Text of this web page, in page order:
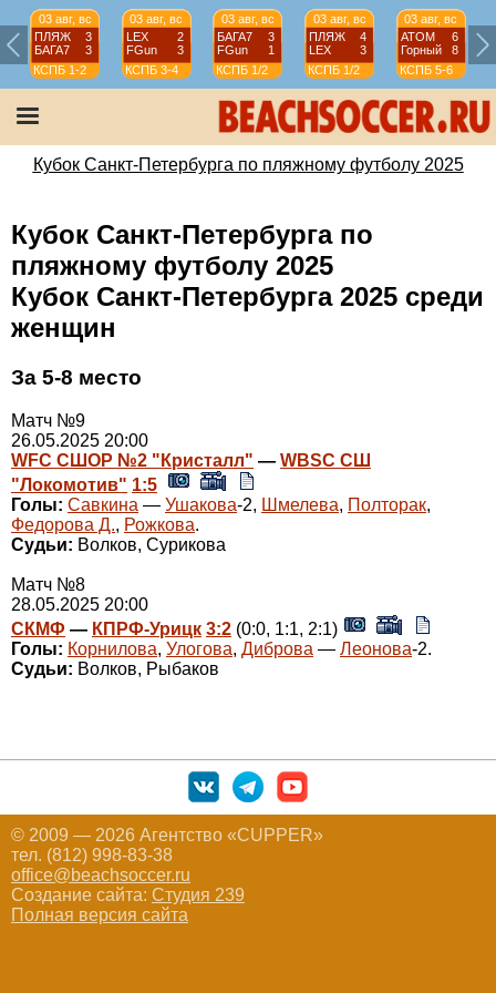
03 авг, вс
ПЛЯЖ
3
БАГА7
3
КСПБ 1-2
03 авг, вс
LEX
2
FGun
3
КСПБ 3-4
03 авг, вс
БАГА7
3
FGun
1
КСПБ 1/2
03 авг, вс
ПЛЯЖ
4
LEX
3
КСПБ 1/2
03 авг, вс
АТОМ
6
Горный
8
КСПБ 5-6
Кубок Санкт-Петербурга по пляжному футболу 2025
Кубок Санкт-Петербурга по
пляжному футболу 2025
Кубок Санкт-Петербурга 2025 среди
женщин
За 5-8 место
Матч №9
26.05.2025 20:00
WFC СШОР №2 "Кристалл" — WBSC СШ
"Локомотив" 1:5
Голы: Савкина — Ушакова-2, Шмелева, Полторак,
Федорова Д., Рожкова.
Судьи: Волков, Сурикова
Матч №8
28.05.2025 20:00
СКМФ — КПРФ-Урицк 3:2 (0:0, 1:1, 2:1)
Голы: Корнилова, Улогова, Диброва — Леонова-2.
Судьи: Волков, Рыбаков
© 2009 — 2026 Агентство «CUPPER»
тел. (812) 998-83-38
office@beachsoccer.ru
Создание сайта: Студия 239
Полная версия сайта